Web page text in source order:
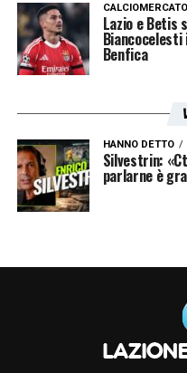
CALCIOMERCATO
Lazio e Betis
Benfica
HANNO DETTO
Silvestrin:
parlarne è